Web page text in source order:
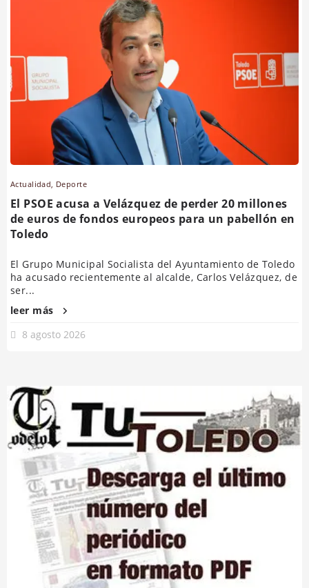
Actualidad, Deporte
El PSOE acusa a Velázquez de perder 20 millones
de euros de fondos europeos para un pabellón en
Toledo
El Grupo Municipal Socialista del Ayuntamiento de Toledo
ha acusado recientemente al alcalde, Carlos Velázquez, de
ser...
leer más
8 agosto 2026